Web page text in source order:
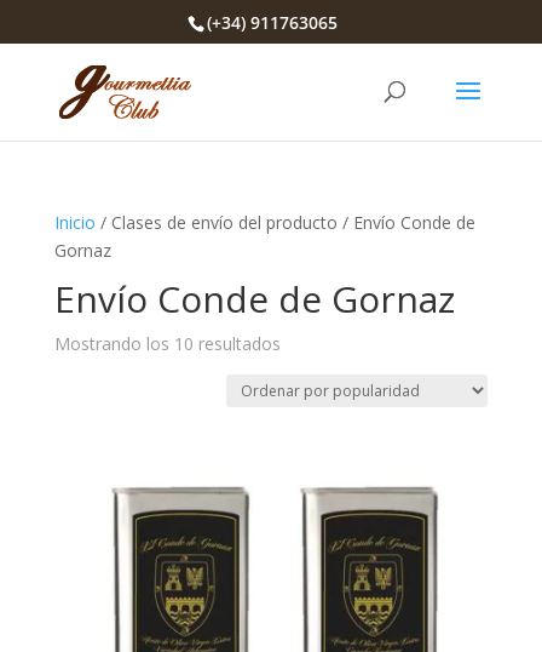
(+34) 911763065
Inicio / Clases de envío del producto / Envío Conde de
Gornaz
Envío Conde de Gornaz
Mostrando los 10 resultadosOrdenado
popularidad